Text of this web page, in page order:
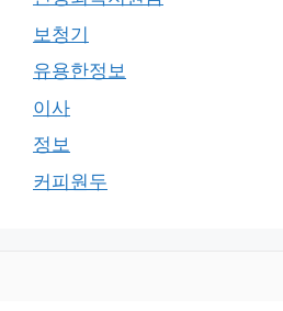
보청기
유용한정보
이사
정보
커피원두